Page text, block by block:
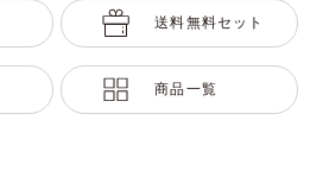
送料無料セット
商品一覧